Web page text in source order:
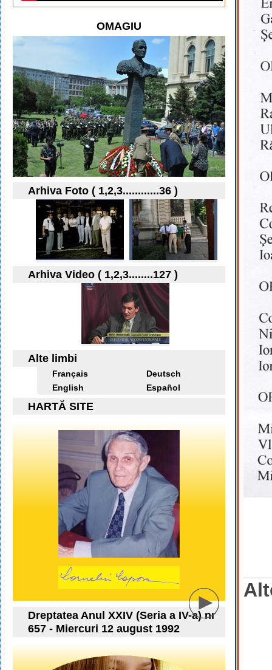
OMAGIU
Arhiva Foto ( 1,2,3............36 )
Arhiva Video ( 1,2,3........127 )
Alte limbi
Français
Deutsch
English
Español
HARTĂ SITE
Dreptatea Anul XXIV (Seria a IV-a) nr
657 - Miercuri 12 august 1992